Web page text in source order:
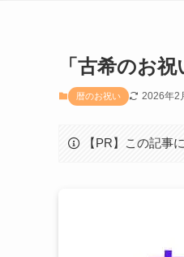
「古希のお
暦のお祝い 2026年2
【PR】この記事